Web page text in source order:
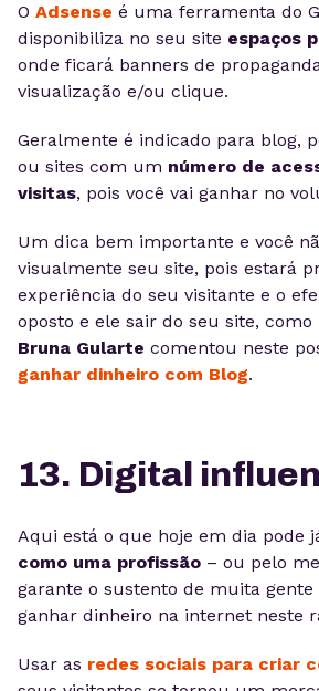
O Adsense é uma ferramenta do
disponibiliza no seu site espaços
onde ficará banners de
visualização e/ou clique.
Geralmente é indicado para blog,
ou sites com um número de
visitas, pois você vai ganhar no
Um dica bem importante e você
visualmente seu site, pois estará
experiência do seu visitante e o
oposto e ele sair do seu site, como
Bruna Gularte comentou neste
ganhar dinheiro com Blog.
13. Digital
Aqui está o que hoje em dia pode
como uma profissão – ou pelo
garante o sustento de muita gente
ganhar dinheiro na internet neste
Usar as redes sociais para criar